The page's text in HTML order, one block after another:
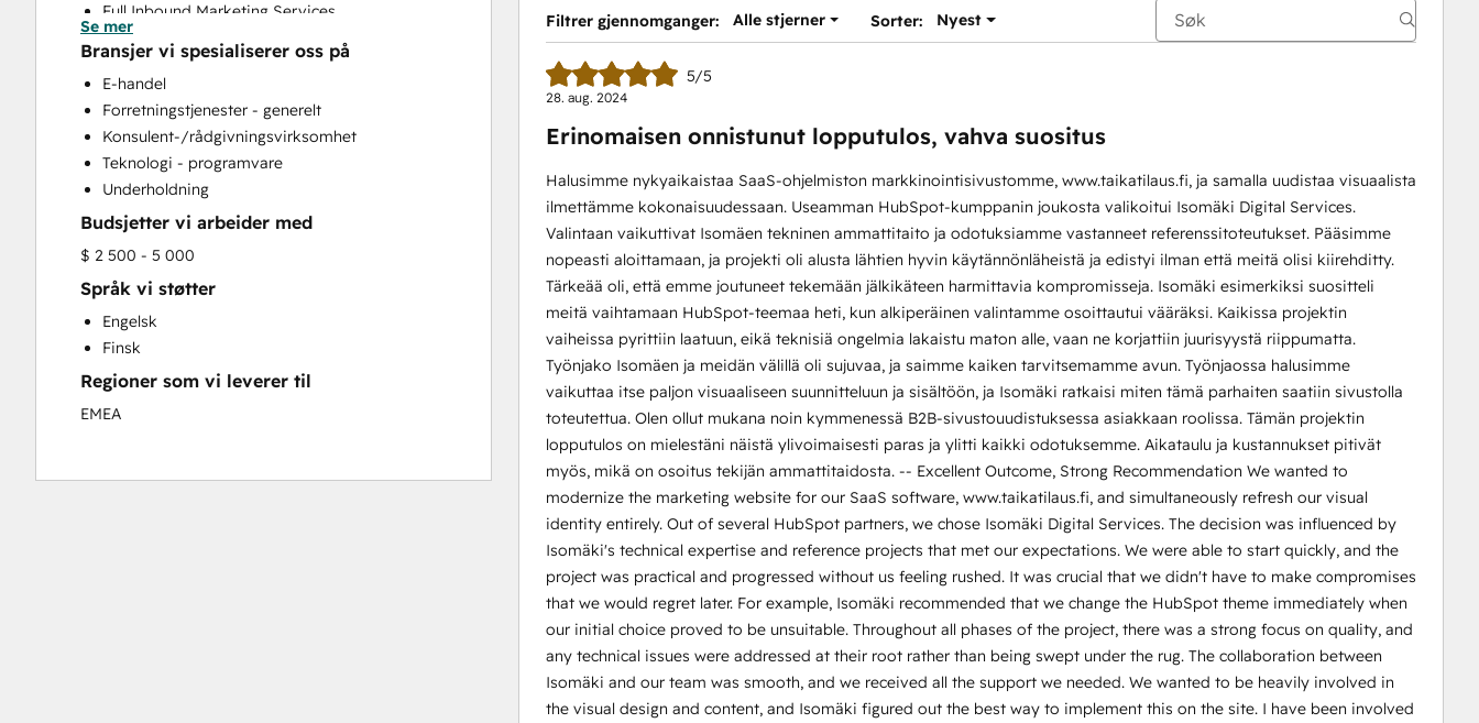
Full Inbound Marketing Services
Programmable Automation
Search Engine Optimization
Website Design
Website Development
Website Migration
Se mer
Bransjer vi spesialiserer oss på
E-handel
Forretningstjenester - generelt
Konsulent-/rådgivningsvirksomhet
Teknologi - programvare
Underholdning
Budsjetter vi arbeider med
$ 2 500 - 5 000
Språk vi støtter
Engelsk
Finsk
Regioner som vi leverer til
EMEA
Filtrer gjennomganger: Alle stjerner Sorter: Nyest
5/5
28. aug. 2024
Erinomaisen onnistunut lopputulos, vahva suositus
Halusimme nykyaikaistaa SaaS-ohjelmiston markkinointisivustomme, www.taikatilaus.fi, ja samalla uudistaa visuaalista
ilmettämme kokonaisuudessaan. Useamman HubSpot-kumppanin joukosta valikoitui Isomäki Digital Services.
Valintaan vaikuttivat Isomäen tekninen ammattitaito ja odotuksiamme vastanneet referenssitoteutukset. Pääsimme
nopeasti aloittamaan, ja projekti oli alusta lähtien hyvin käytännönläheistä ja edistyi ilman että meitä olisi kiirehditty.
Tärkeää oli, että emme joutuneet tekemään jälkikäteen harmittavia kompromisseja. Isomäki esimerkiksi suositteli
meitä vaihtamaan HubSpot-teemaa heti, kun alkiperäinen valintamme osoittautui vääräksi. Kaikissa projektin
vaiheissa pyrittiin laatuun, eikä teknisiä ongelmia lakaistu maton alle, vaan ne korjattiin juurisyystä riippumatta.
Työnjako Isomäen ja meidän välillä oli sujuvaa, ja saimme kaiken tarvitsemamme avun. Työnjaossa halusimme
vaikuttaa itse paljon visuaaliseen suunnitteluun ja sisältöön, ja Isomäki ratkaisi miten tämä parhaiten saatiin sivustolla
toteutettua. Olen ollut mukana noin kymmenessä B2B-sivustouudistuksessa asiakkaan roolissa. Tämän projektin
lopputulos on mielestäni näistä ylivoimaisesti paras ja ylitti kaikki odotuksemme. Aikataulu ja kustannukset pitivät
myös, mikä on osoitus tekijän ammattitaidosta. -- Excellent Outcome, Strong Recommendation We wanted to
modernize the marketing website for our SaaS software, www.taikatilaus.fi, and simultaneously refresh our visual
identity entirely. Out of several HubSpot partners, we chose Isomäki Digital Services. The decision was influenced by
Isomäki's technical expertise and reference projects that met our expectations. We were able to start quickly, and the
project was practical and progressed without us feeling rushed. It was crucial that we didn't have to make compromises
that we would regret later. For example, Isomäki recommended that we change the HubSpot theme immediately when
our initial choice proved to be unsuitable. Throughout all phases of the project, there was a strong focus on quality, and
any technical issues were addressed at their root rather than being swept under the rug. The collaboration between
Isomäki and our team was smooth, and we received all the support we needed. We wanted to be heavily involved in
the visual design and content, and Isomäki figured out the best way to implement this on the site. I have been involved